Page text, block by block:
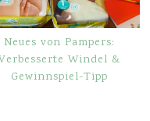
Neues von Pampers:
Windel &
Gewinnspiel-Tipp